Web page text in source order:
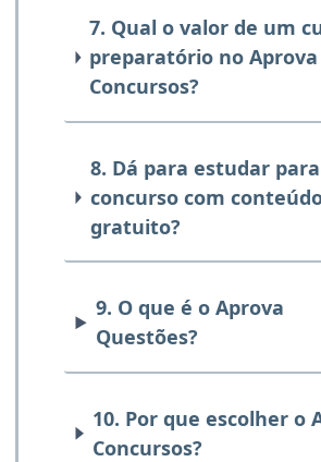
7. Qual o valor de um
preparatório no Aprova
Concursos?
8. Dá para estudar para
concurso com
gratuito?
9. O que é o Aprova
Questões?
10. Por que escolher o
Concursos?